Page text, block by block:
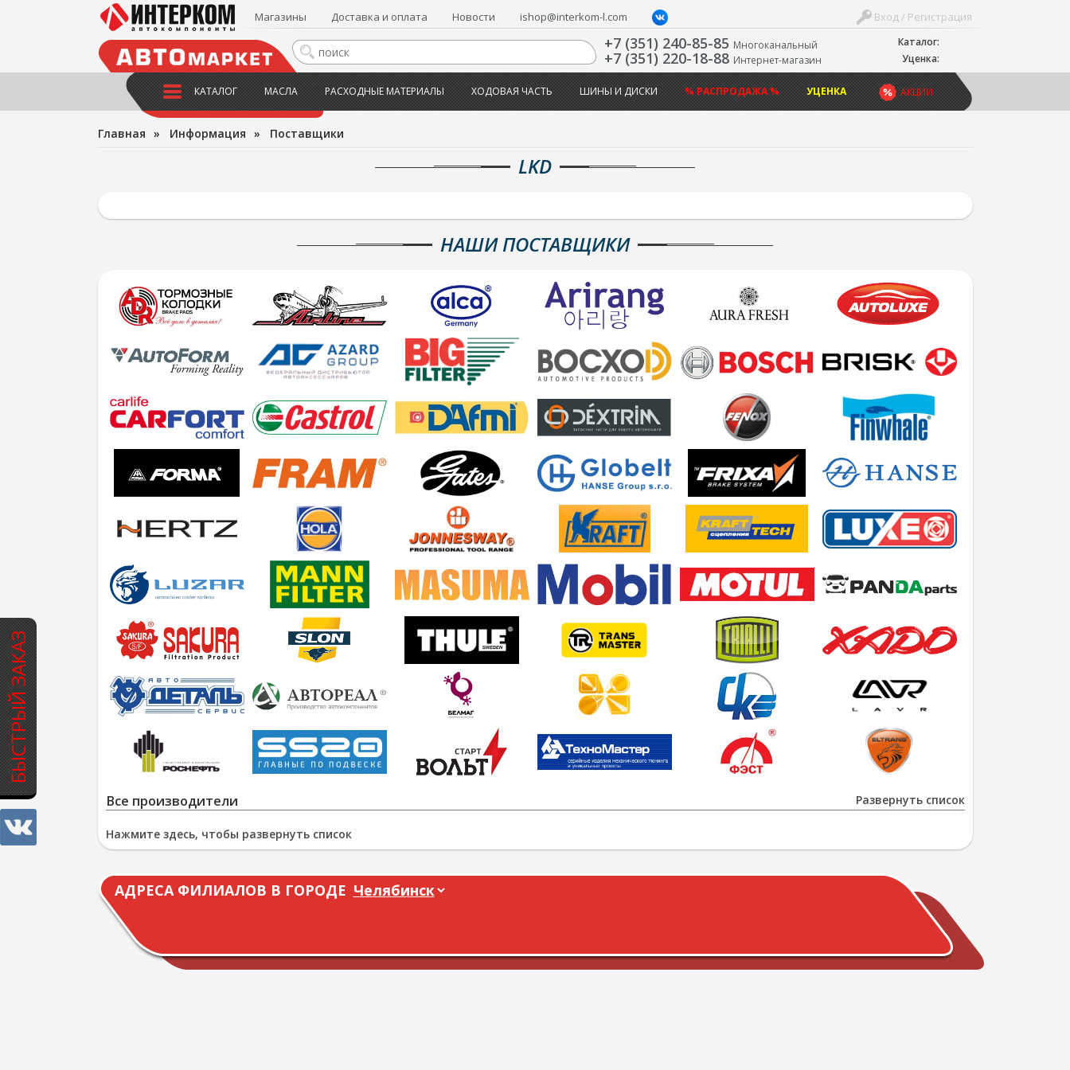
БЫСТРЫЙ ЗАКАЗ
Каталог:
Уценка:
Вход / Регистрация
Магазины Доставка и оплата Новости ishop@interkom-l.com
+7 (351) 240-85-85 Многоканальный
+7 (351) 220-18-88 Интернет-магазин
АКЦИИ
КАТАЛОГ МАСЛА РАСХОДНЫЕ МАТЕРИАЛЫ ХОДОВАЯ ЧАСТЬ ШИНЫ И ДИСКИ % РАСПРОДАЖА % УЦЕНКА
Главная » Информация » Поставщики
LKD
НАШИ ПОСТАВЩИКИ
Развернуть список
Все производители
Нажмите здесь, чтобы развернуть список
АДРЕСА ФИЛИАЛОВ В ГОРОДЕ